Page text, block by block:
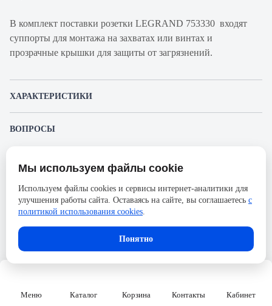
Меню Каталог Корзина Контакты Кабинет
В комплект поставки розетки LEGRAND 753330 входят
суппорты для монтажа на захватах или винтах и
прозрачные крышки для защиты от загрязнений.
ХАРАКТЕРИСТИКИ
Тип оптических портов
SC/APC
Формат
ВОПРОСЫ
Пожалуйста, авторизуйтесь, чтобы иметь
возможность оставлять вопросы.
Представленные изображения и характеристики могут отличаться от реального
без предварительного уведомления. Компания АйДистрибьют не несёт
ответственности в случае не соответствия текущей модели товаров фотографиям,
размещённым в карточке товара.
Мы используем файлы cookie
Используем файлы cookies и сервисы интернет-аналитики для
улучшения работы сайта. Оставаясь на сайте, вы соглашаетесь с
политикой использования cookies.
Понятно